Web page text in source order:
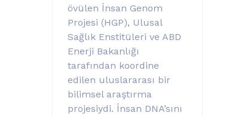
övülen İnsan Genom
Projesi (HGP), Ulusal
Sağlık Enstitüleri ve ABD
Enerji Bakanlığı
tarafından koordine
edilen uluslararası bir
bilimsel araştırma
projesiydi. İnsan DNA’sını